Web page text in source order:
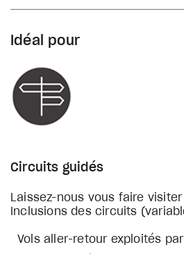
Idéal pour
Circuits guidés
Laissez-nous vous faire
Inclusions des circuits
Vols aller-retour exploités